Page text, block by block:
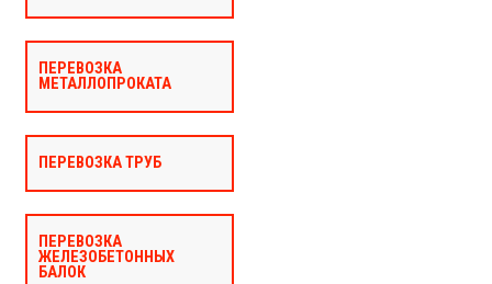
ПЕРЕВОЗКА
МЕТАЛЛОПРОКАТА
ПЕРЕВОЗКА ТРУБ
ПЕРЕВОЗКА
ЖЕЛЕЗОБЕТОННЫХ
БАЛОК